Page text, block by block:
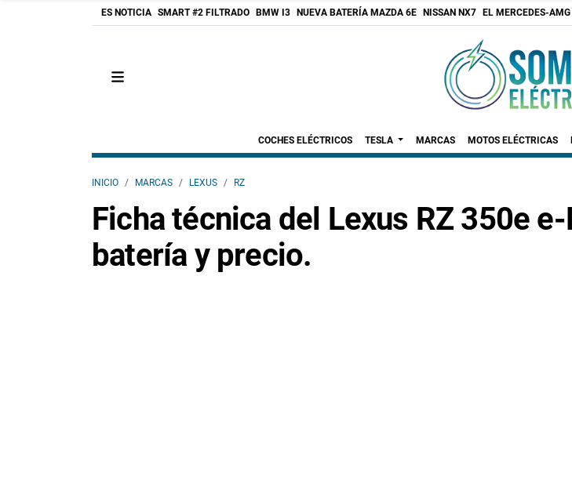
ES NOTICIA SMART #2 FILTRADO BMW I3 NUEVA BATERÍA MAZDA 6E NISSAN NX7 EL MERCEDES-
COCHES ELÉCTRICOS TESLA MARCAS MOTOS ELÉCTRICAS
INICIO MARCAS LEXUS RZ
Ficha técnica del Lexus RZ 350e
batería y precio.